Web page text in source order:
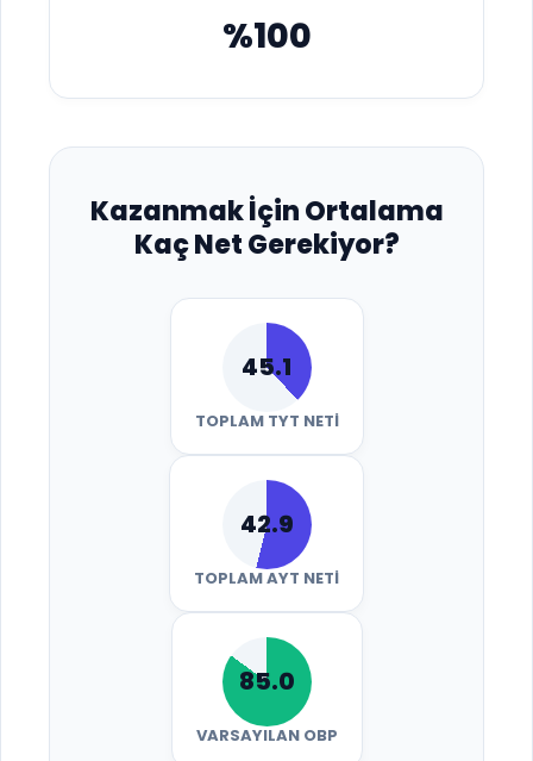
%100
Kazanmak İçin Ortalama
Kaç Net Gerekiyor?
45.1
TOPLAM TYT NETI
42.9
TOPLAM AYT NETI
85.0
VARSAYILAN OBP